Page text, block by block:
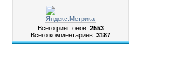
Всего рингтонов: 2553
Всего комментариев: 3187